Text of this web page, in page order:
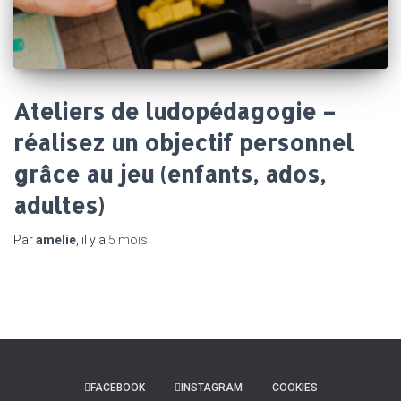
Ateliers de ludopédagogie –
réalisez un objectif personnel
grâce au jeu (enfants, ados,
adultes)
Paramelie , il y a 5 mois
FACEBOOK INSTAGRAM COOKIES